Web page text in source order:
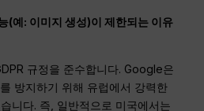
(예: 이미지 생성)이 제한되는 이유
규정을 준수합니다. Google은
방지하기 위해 유럽에서 강력한
니다. 즉, 일반적으로 미국에서는